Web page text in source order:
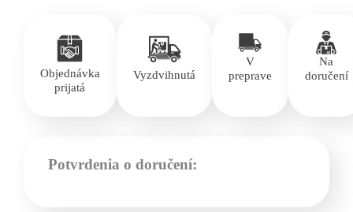
Objednávka
prijatá
Vyzdvihnutá
V
preprave
Na
doručení
Potvrdenia o doručení: